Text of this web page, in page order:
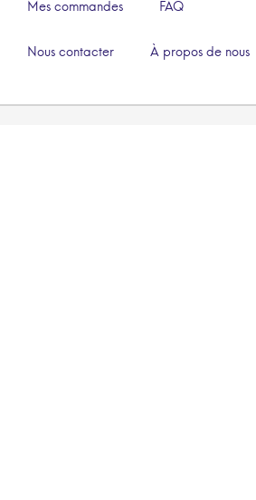
Mes commandes FAQ
Nous contacter À propos de nous